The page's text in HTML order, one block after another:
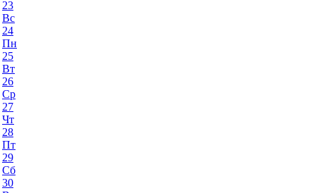
23
Вс
24
Пн
25
Вт
26
Ср
27
Чт
28
Пт
29
Сб
30